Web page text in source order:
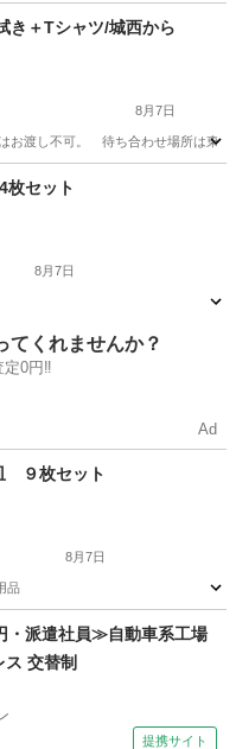
押入れ
き＋Tシャツ/城西から
8月7日
お渡し不可。 待ち合わせ場所は東
セット
8月7日
皿てくれませんか？
定0円‼️
Ad
９枚セット
8月7日
品
・派遣社員≫自動車系工場
交替制
提携サイト